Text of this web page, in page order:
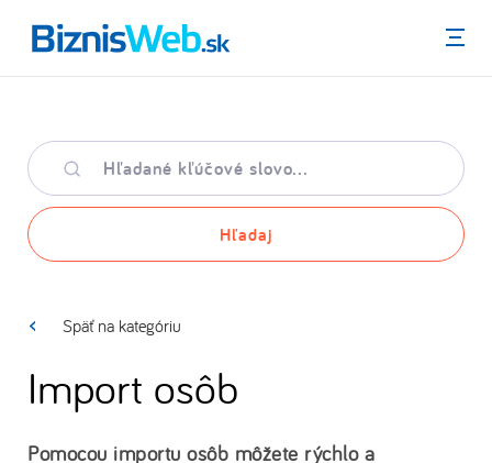
Menu
Hľadané
kľúčové
slovo
Hľadaj
Späť na kategóriu
Import osôb
Pomocou importu osôb môžete rýchlo a